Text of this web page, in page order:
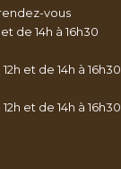
vous
de 14h à 16h30
et de 14h à 16h30
et de 14h à 16h30